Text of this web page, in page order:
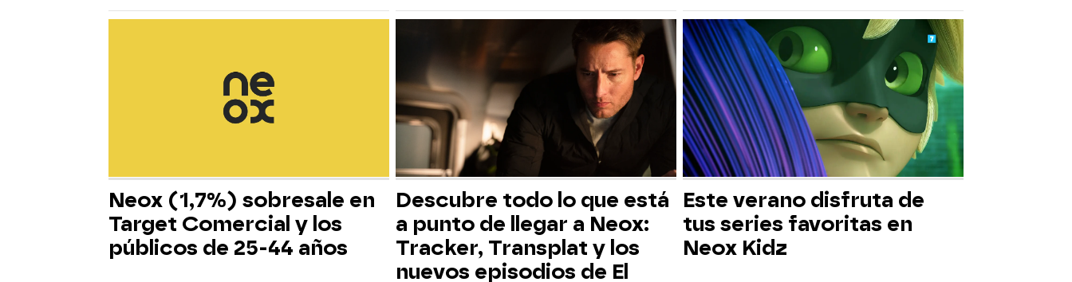
Neox (1,7%) sobresale en
Target Comercial y los
públicos de 25-44 años
Descubre todo lo que está
a punto de llegar a Neox:
Tracker, Transplat y los
nuevos episodios de El
Este verano disfruta de
tus series favoritas en
Neox Kidz